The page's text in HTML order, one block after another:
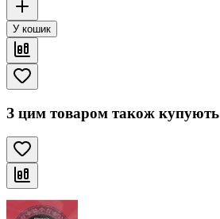
У кошик
З цим товаром також купують